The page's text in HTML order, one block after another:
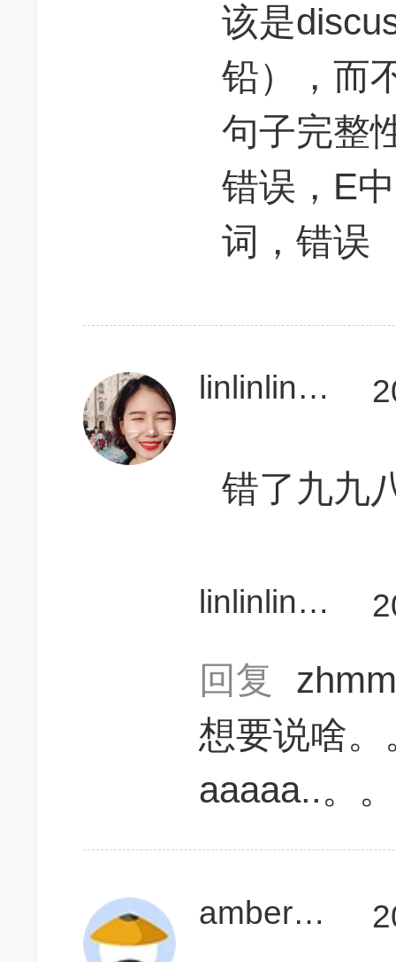
该是
铅），而
句子完整
错误，E
词，错误
linlinlin0721
错了九九
linlinlin0721
回复
想要说啥
aaaaa..。
amberwangvv08